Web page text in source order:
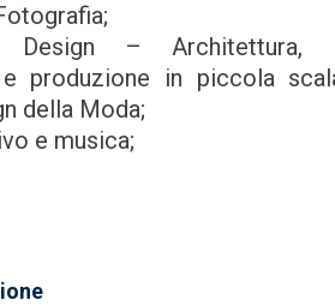
– Architettura,
produzione in piccola
della Moda;
e musica;